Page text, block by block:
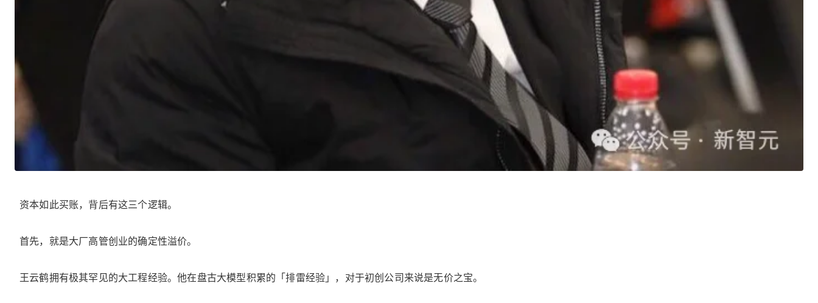
资本如此买账，背后有这三个逻辑。
首先，就是大厂高管创业的确定性溢价。
王云鹤拥有极其罕见的大工程经验。他在盘古大模型积累的「排雷经验」，对于初创公司来说是无价之宝。